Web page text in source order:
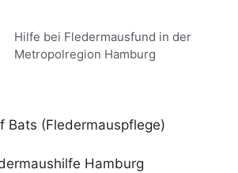
Hilfe bei Fledermausfund in der
Metropolregion Hamburg
Bats (Fledermauspflege)
Hamburg